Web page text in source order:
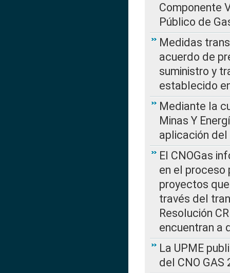
Componente
Público de
Medidas
acuerdo de
suministro y
establecido
Mediante la
Minas Y
aplicación
El CNOGas
en el proceso
proyectos
través del
Resolución
encuentran a
La UPME
del CNO